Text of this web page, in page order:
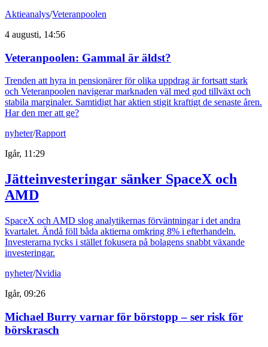
Aktieanalys/Veteranpoolen
4 augusti, 14:56
Veteranpoolen: Gammal är äldst?
Trenden att hyra in pensionärer för olika uppdrag är fortsatt stark
och Veteranpoolen navigerar marknaden väl med god tillväxt och
stabila marginaler. Samtidigt har aktien stigit kraftigt de senaste åren.
Har den mer att ge?
nyheter/Rapport
Igår, 11:29
Jätteinvesteringar sänker SpaceX och
AMD
SpaceX och AMD slog analytikernas förväntningar i det andra
kvartalet. Ändå föll båda aktierna omkring 8% i efterhandeln.
Investerarna tycks i stället fokusera på bolagens snabbt växande
investeringar.
nyheter/Nvidia
Igår, 09:26
Michael Burry varnar för börstopp – ser risk för
börskrasch